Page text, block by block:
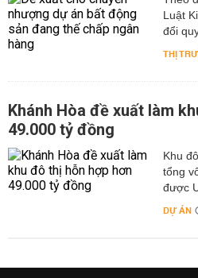
Luật
đổi
THỊ
Khánh Hòa đề xuất làm
49.000 tỷ đồng
Khu
tổng
được
DỰ ÁN